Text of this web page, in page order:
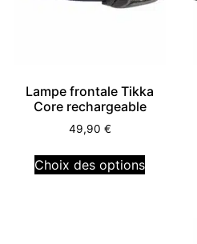
Lampe frontale Tikka
Core rechargeable
49,90 €
Choix des options